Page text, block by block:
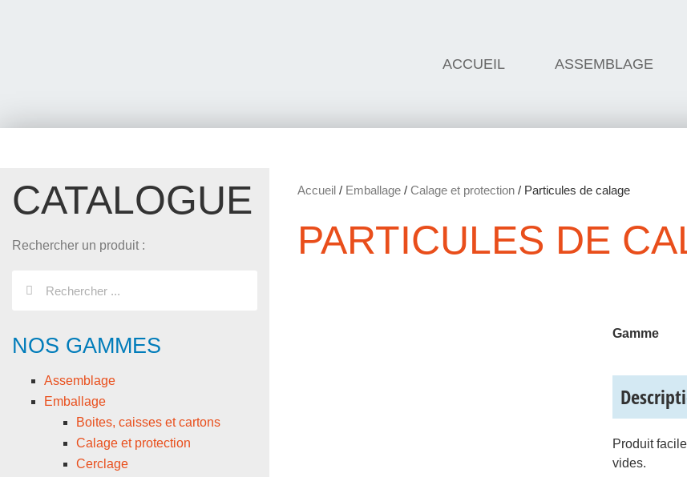
ACCUEIL ASSEMBLAGE
CATALOGUE
Rechercher un produit :
NOS GAMMES
Assemblage
Emballage
Boites, caisses et cartons
Calage et protection
Cerclage
Accueil / Emballage / Calage et protection / Particules de calage
PARTICULES DE
Gamme
Produit
vides.